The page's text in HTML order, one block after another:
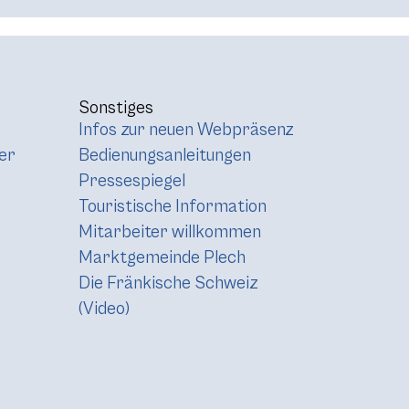
Sonstiges
Infos zur neuen Webpräsenz
Bedienungsanleitungen
Pressespiegel
Touristische Information
Mitarbeiter willkommen
Marktgemeinde Plech
Die Fränkische Schweiz
(Video)